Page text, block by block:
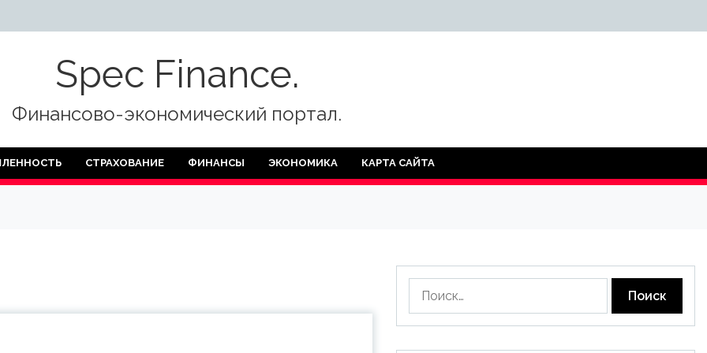
Spec Finance.
Финансово-экономический портал.
СТРАХОВАНИЕ ФИНАНСЫ ЭКОНОМИКА КАРТА САЙТА